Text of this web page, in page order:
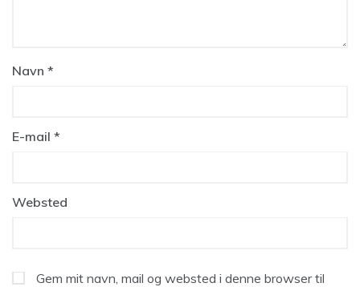
Navn *
E-mail *
Websted
Gem mit navn, mail og websted i denne browser til